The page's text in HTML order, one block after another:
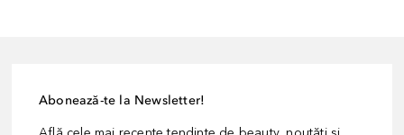
Abonează-te la Newsletter!